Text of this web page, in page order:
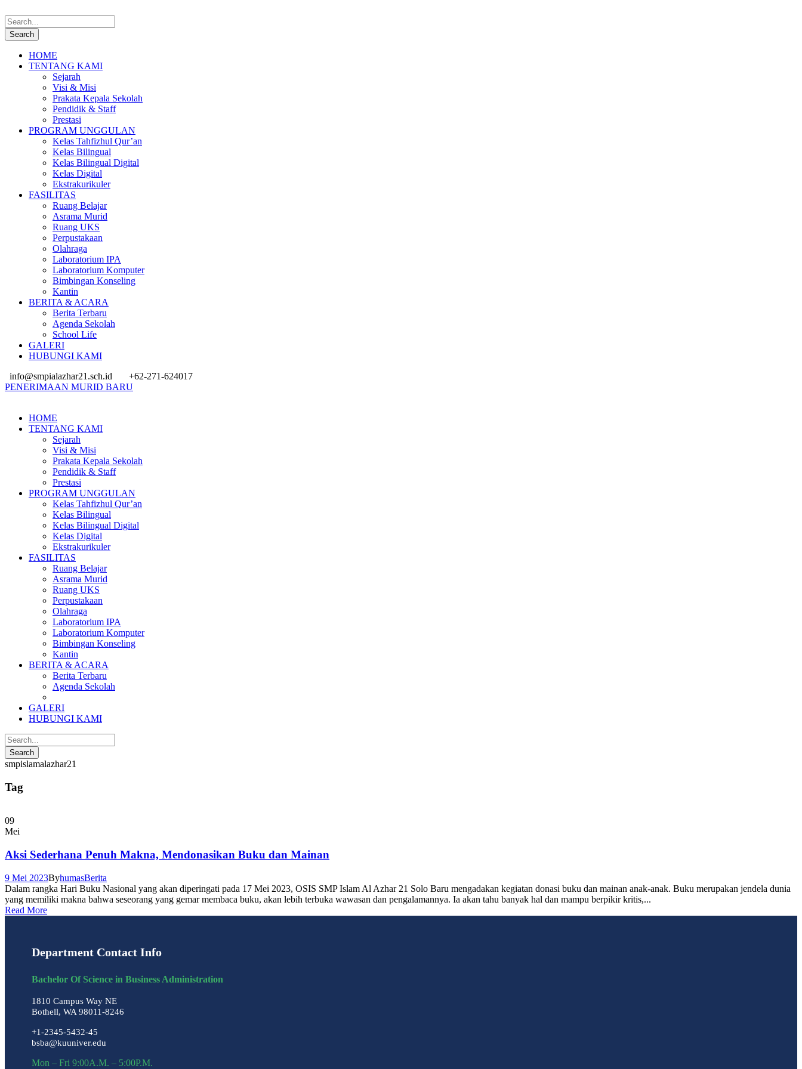
HOME
TENTANG KAMI
Sejarah
Visi & Misi
Prakata Kepala Sekolah
Pendidik & Staff
Prestasi
PROGRAM UNGGULAN
Kelas Tahfizhul Qur’an
Kelas Bilingual
Kelas Bilingual Digital
Kelas Digital
Ekstrakurikuler
FASILITAS
Ruang Belajar
Asrama Murid
Ruang UKS
Perpustakaan
Olahraga
Laboratorium IPA
Laboratorium Komputer
Bimbingan Konseling
Kantin
BERITA & ACARA
Berita Terbaru
Agenda Sekolah
School Life
GALERI
HUBUNGI KAMI
info@smpialazhar21.sch.id
+62-271-624017
PENERIMAAN MURID BARU
HOME
TENTANG KAMI
Sejarah
Visi & Misi
Prakata Kepala Sekolah
Pendidik & Staff
Prestasi
PROGRAM UNGGULAN
Kelas Tahfizhul Qur’an
Kelas Bilingual
Kelas Bilingual Digital
Kelas Digital
Ekstrakurikuler
FASILITAS
Ruang Belajar
Asrama Murid
Ruang UKS
Perpustakaan
Olahraga
Laboratorium IPA
Laboratorium Komputer
Bimbingan Konseling
Kantin
BERITA & ACARA
Berita Terbaru
Agenda Sekolah
GALERI
HUBUNGI KAMI
smpislamalazhar21
Tag
09
Mei
Aksi Sederhana Penuh Makna, Mendonasikan Buku dan Mainan
9 Mei 2023ByhumasBerita
Dalam rangka Hari Buku Nasional yang akan diperingati pada 17 Mei 2023, OSIS SMP Islam Al Azhar 21 Solo Baru mengadakan kegiatan donasi buku dan mainan anak-anak. Buku merupakan jendela dunia
yang memiliki makna bahwa seseorang yang gemar membaca buku, akan lebih terbuka wawasan dan pengalamannya. Ia akan tahu banyak hal dan mampu berpikir kritis,...
Read More
Department Contact Info
Bachelor Of Science in Business Administration
1810 Campus Way NE
Bothell, WA 98011-8246
+1-2345-5432-45
bsba@kuuniver.edu
Mon – Fri 9:00A.M. – 5:00P.M.